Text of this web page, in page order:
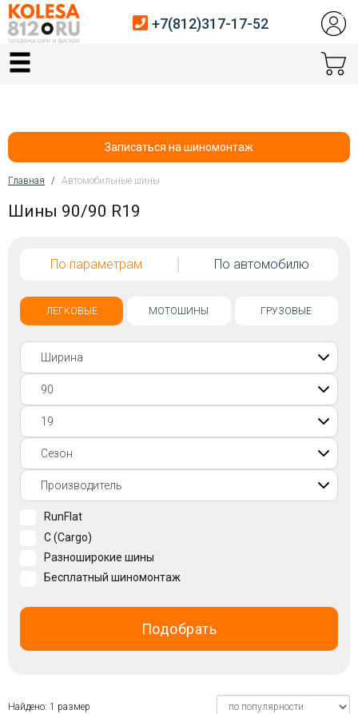
Главная
Автосервис
Датчики давления
Покупателям
Контакты
Войти на сайт
+7(812)317-
17-
Вс:
9:00
+7(812)317-17-52
Записаться на шиномонтаж
Вы здесь
Главная / Автомобильные шины
Шины 90/90 R19
По параметрам По автомобилю
ЛЕГКОВЫЕ МОТОШИНЫ ГРУЗОВЫЕ
RunFlat
C (Cargo)
Разноширокие шины
Бесплатный шиномонтаж
Подобрать
Найдено: 1 размер